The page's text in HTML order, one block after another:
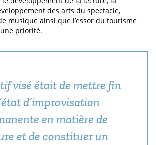
des arts du spectacle,
musique ainsi que l’essor du tourisme
priorité.
visé était de mettre fin
d’improvisation
en matière de
et de constituer un